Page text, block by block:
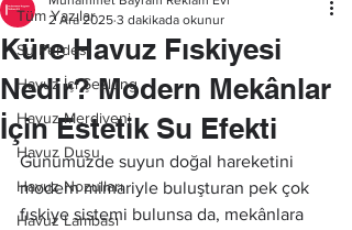
Tüm Yazılar
Su Perdesi
Havuz İçi Şezlong
Havuz Merdiveni
Havuz Duşu
Havuz Nozulları
Havuz Lambası
Küre Havuz Fıskiyesi
Nedir? Modern Mekânlar
İçin Estetik Su Efekti
2 Ara 2025 3 dakikada okunur
Günümüzde suyun doğal hareketini
modern mimariyle buluşturan pek çok
fıskiye sistemi bulunsa da, mekânlara